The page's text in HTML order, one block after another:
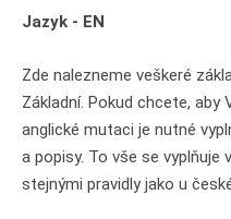
Jazyk - EN
Zde nalezneme veškeré
Základní. Pokud chcete,
anglické mutaci je nutné
a popisy. To vše se
stejnými pravidly jako u